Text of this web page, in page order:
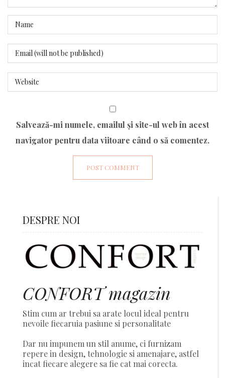
Salvează-mi numele, emailul și site-ul web în acest
navigator pentru data viitoare când o să comentez.
DESPRE NOI
CONFORT magazin
Stim cum ar trebui sa arate locul ideal pentru
nevoile fiecaruia pasiune si personalitate
Dar nu impunem un stil anume, ci furnizam
repere in design, tehnologie si amenajare, astfel
incat fiecare alegere sa fie cat mai corecta.